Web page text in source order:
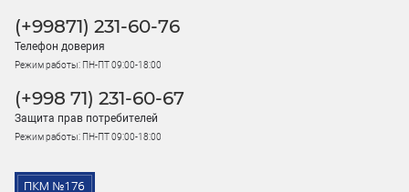
(+99871) 231-60-76
Телефон доверия
Режим работы: ПН-ПТ 09:00-18:00
(+998 71) 231-60-67
Защита прав потребителей
Режим работы: ПН-ПТ 09:00-18:00